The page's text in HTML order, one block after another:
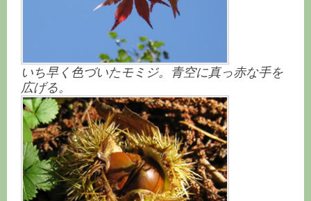
いち早く色づいたモミジ。青空に真っ赤な手を
広げる。